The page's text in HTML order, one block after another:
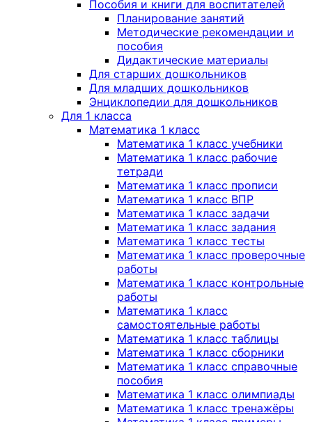
Пособия и книги для воспитателей
Планирование занятий
Методические рекомендации и
пособия
Дидактические материалы
Для старших дошкольников
Для младших дошкольников
Энциклопедии для дошкольников
Для 1 класса
Математика 1 класс
Математика 1 класс учебники
Математика 1 класс рабочие
тетради
Математика 1 класс прописи
Математика 1 класс ВПР
Математика 1 класс задачи
Математика 1 класс задания
Математика 1 класс тесты
Математика 1 класс проверочные
работы
Математика 1 класс контрольные
работы
Математика 1 класс
самостоятельные работы
Математика 1 класс таблицы
Математика 1 класс сборники
Математика 1 класс справочные
пособия
Математика 1 класс олимпиады
Математика 1 класс тренажёры